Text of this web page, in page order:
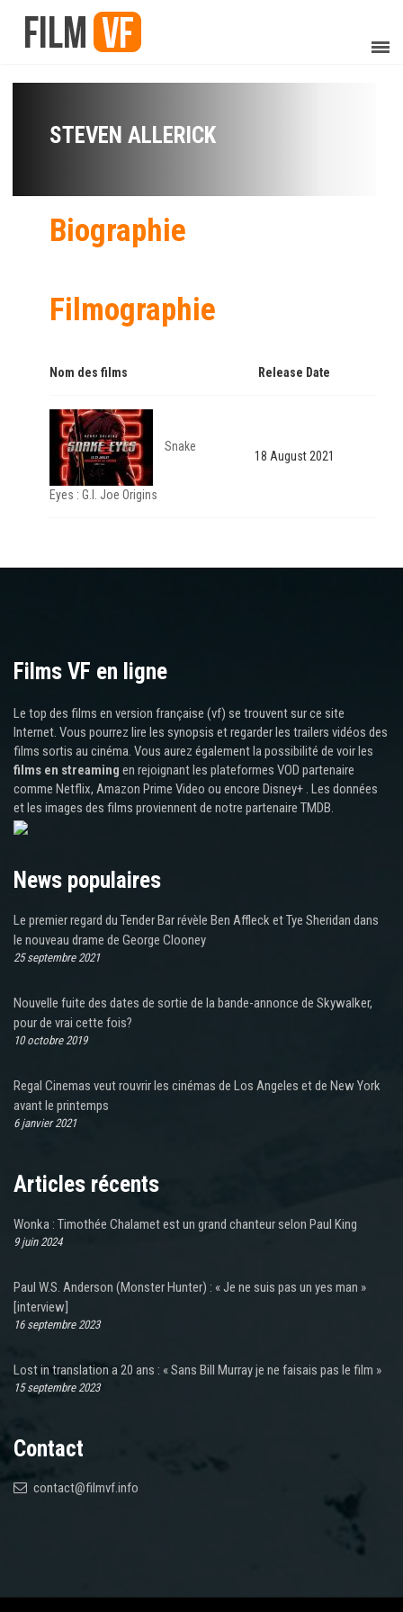
STEVEN ALLERICK
Biographie
Filmographie
Nom des films Release Date
Snake
Eyes : G.I. Joe Origins
18 August 2021
Films VF en ligne
Le top des films en version française (vf) se trouvent sur ce site
Internet. Vous pourrez lire les synopsis et regarder les trailers vidéos des
films sortis au cinéma. Vous aurez également la possibilité de voir les
films en streaming en rejoignant les plateformes VOD partenaire
comme Netflix, Amazon Prime Video ou encore Disney+ . Les données
et les images des films proviennent de notre partenaire TMDB.
News populaires
Le premier regard du Tender Bar révèle Ben Affleck et Tye Sheridan dans
le nouveau drame de George Clooney
25 septembre 2021
Nouvelle fuite des dates de sortie de la bande-annonce de Skywalker,
pour de vrai cette fois?
10 octobre 2019
Regal Cinemas veut rouvrir les cinémas de Los Angeles et de New York
avant le printemps
6 janvier 2021
Articles récents
Wonka : Timothée Chalamet est un grand chanteur selon Paul King
9 juin 2024
Paul W.S. Anderson (Monster Hunter) : « Je ne suis pas un yes man »
[interview]
16 septembre 2023
Lost in translation a 20 ans : « Sans Bill Murray je ne faisais pas le film »
15 septembre 2023
Contact
contact@filmvf.info